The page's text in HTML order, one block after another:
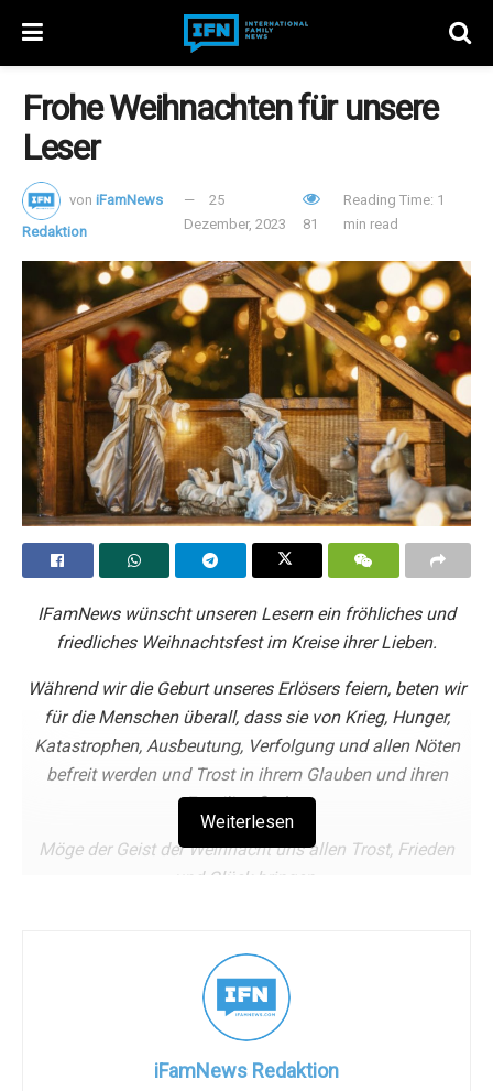
Frohe Weihnachten für unsere
Leser
von iFamNews
Redaktion
25
Dezember, 2023
81
Reading Time: 1
min read
IFamNews wünscht unseren Lesern ein fröhliches und
friedliches Weihnachtsfest im Kreise ihrer Lieben.
Während wir die Geburt unseres Erlösers feiern, beten wir
für die Menschen überall, dass sie von Krieg, Hunger,
Katastrophen, Ausbeutung, Verfolgung und allen Nöten
befreit werden und Trost in ihrem Glauben und ihren
Familien finden.
Möge der Geist der Weihnacht uns allen Trost, Frieden
und Glück bringen.
Weiterlesen
iFamNews Redaktion